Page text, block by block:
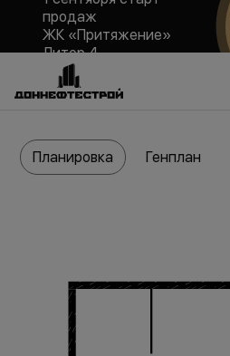
продаж
ЖК «Притяжение»
Литер 4
Планировка Генплан